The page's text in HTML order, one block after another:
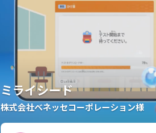
ミライシード
株式会社ベネッセコーポレーション様